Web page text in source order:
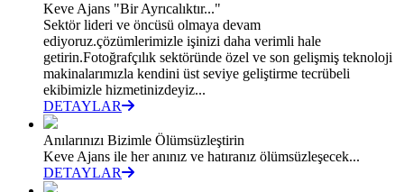
Keve Ajans "Bir Ayrıcalıktır..."
Sektör lideri ve öncüsü olmaya devam
ediyoruz.çözümlerimizle işinizi daha verimli hale
getirin.Fotoğrafçılık sektöründe özel ve son gelişmiş teknoloji
makinalarımızla kendini üst seviye geliştirme tecrübeli
ekibimizle hizmetinizdeyiz...
DETAYLAR
Anılarınızı Bizimle Ölümsüzleştirin
Keve Ajans ile her anınız ve hatıranız ölümsüzleşecek...
DETAYLAR